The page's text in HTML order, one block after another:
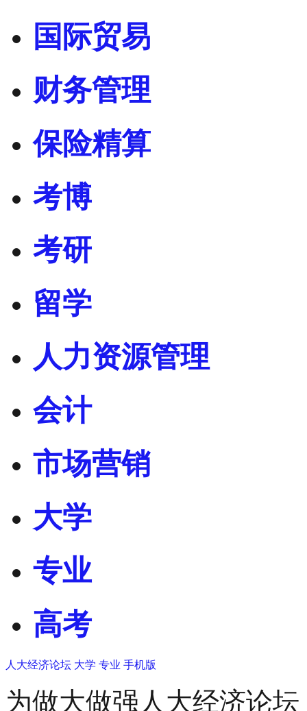
国际贸易
财务管理
保险精算
考博
考研
留学
人力资源管理
会计
市场营销
大学
专业
高考
人大经济论坛 大学 专业 手机版
为做大做强人大经济论